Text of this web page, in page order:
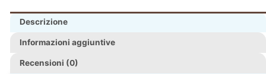
Descrizione
Informazioni aggiuntive
Recensioni (0)